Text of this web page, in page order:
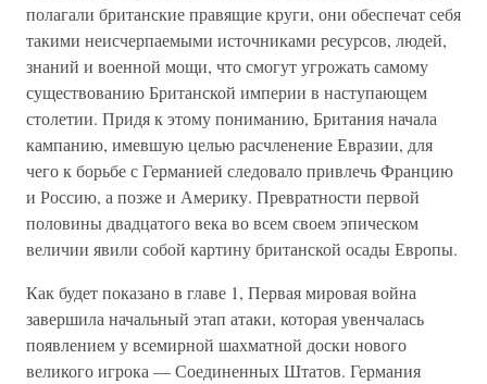
полагали британские правящие круги, они обеспечат себя
такими неисчерпаемыми источниками ресурсов, людей,
знаний и военной мощи, что смогут угрожать самому
существованию Британской империи в наступающем
столетии. Придя к этому пониманию, Британия начала
кампанию, имевшую целью расчленение Евразии, для
чего к борьбе с Германией следовало привлечь Францию
и Россию, а позже и Америку. Превратности первой
половины двадцатого века во всем своем эпическом
величии явили собой картину британской осады Европы.
Как будет показано в главе 1, Первая мировая война
завершила начальный этап атаки, которая увенчалась
появлением у всемирной шахматной доски нового
великого игрока — Соединенных Штатов. Германия